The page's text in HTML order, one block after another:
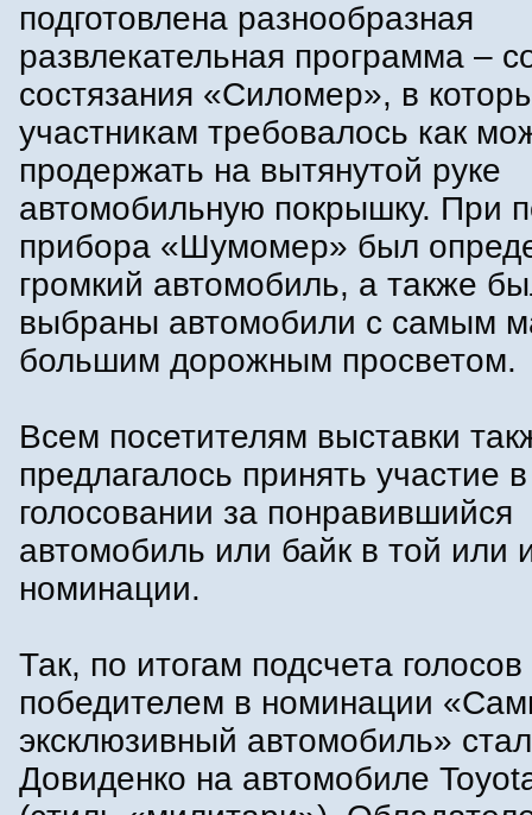
подготовлена разнообразная
развлекательная программа –
состязания «Силомер», в
участникам требовалось как
продержать на вытянутой руке
автомобильную покрышку. При
прибора «Шумомер» был
громкий автомобиль, а также
выбраны автомобили с самым
большим дорожным просветом.
Всем посетителям выставки
предлагалось принять участие
голосовании за понравившийся
автомобиль или байк в той или
номинации.
Так, по итогам подсчета голосов
победителем в номинации
эксклюзивный автомобиль»
Довиденко на автомобиле